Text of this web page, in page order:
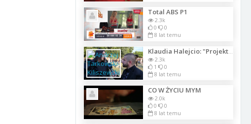
Total ABS P1
2.3k
0
0
8 lat temu
2.3k
1
0
8 lat temu
CO W ŻYCIU MYM
2.0k
0
0
8 lat temu